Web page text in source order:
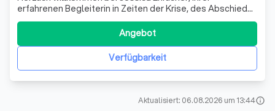
erfahrenen Begleiterin in Zeiten der Krise, des Abschieds
und der persönlichen Entwicklung. Mit einem
umfassenden Angebot an psychologischer Beratung,
Krisenbegleitung, Sterbe- und Trauerbegleitung sowie
individuellem Coaching für Einzelpersonen, Paar
Verfügbarkeit
Angebot
Aktualisiert: 06.08.2026 um 13:44info